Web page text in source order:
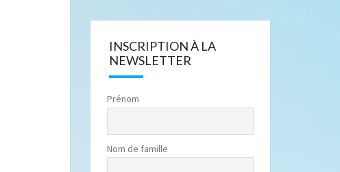
INSCRIPTION À LA
NEWSLETTER
Prénom
Nom de famille